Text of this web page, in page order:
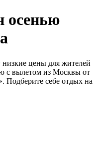
цены для жителей
с вылетом из Москвы от
Подберите себе отдых на